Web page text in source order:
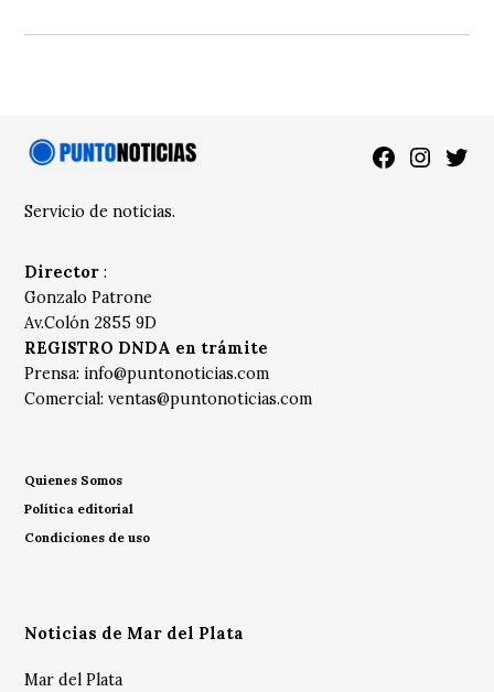
Facebook
Servicio de noticias.
Director :
Gonzalo Patrone
Av.Colón 2855 9D
REGISTRO DNDA en trámite
Prensa: info@puntonoticias.com
Comercial:ventas@puntonoticias.com
Quienes Somos
Política editorial
Condiciones de uso
Noticias de Mar del Plata
Mar del Plata